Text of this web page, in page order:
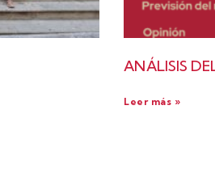
ANÁLISIS
Leer más »